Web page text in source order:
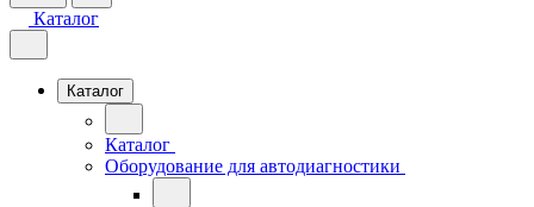
Каталог
Каталог
Каталог
Оборудование для автодиагностики